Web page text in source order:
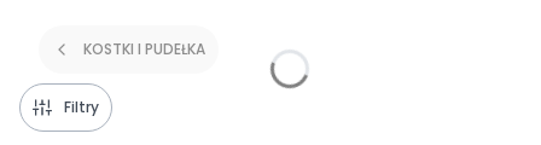
KOSTKI I PUDEŁKA
Filtry